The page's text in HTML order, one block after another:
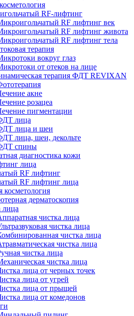
RF-лифтинг
RF лифтинг век
RF лифтинг живота
RF лифтинг тела
терапия
вокруг глаз
от отеков на лице
терапия ФДТ REVIXAN
акне
розацеа
пигментации
лица
лица и шеи
лица, шеи, декольте
спины
диагностика кожи
лица
RF лифтинг
RF лифтинг лица
косметология
дерматоскопия
лица
чистка лица
чистка лица
чистка лица
чистка лица
чистка лица
чистка лица
лица от черных точек
лица от угрей
лица от прыщей
лица от комедонов